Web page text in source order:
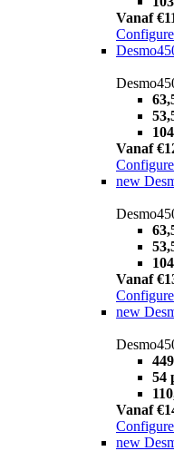
Vanaf
Vanaf
new
Vanaf
new
54
Vanaf
new